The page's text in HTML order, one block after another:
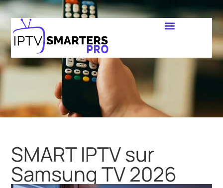
SMART IPTV sur
Samsung TV 2026